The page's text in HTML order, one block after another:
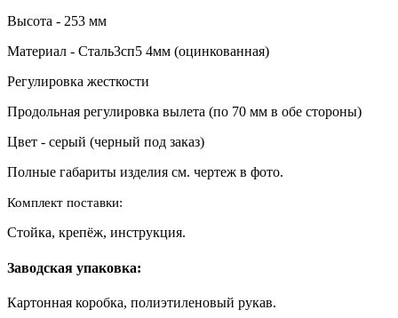
Высота - 253 мм
Материал - Сталь3сп5 4мм (оцинкованная)
Регулировка жесткости
Продольная регулировка вылета (по 70 мм в обе стороны)
Цвет - серый (черный под заказ)
Полные габариты изделия см. чертеж в фото.
Комплект поставки:
Стойка, крепёж, инструкция.
Заводская упаковка:
Картонная коробка, полиэтиленовый рукав.